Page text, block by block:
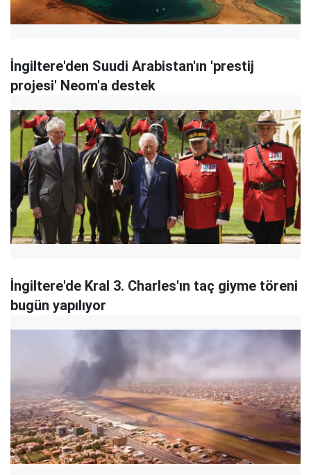
İngiltere'den Suudi Arabistan'ın 'prestij
projesi' Neom'a destek
İngiltere'de Kral 3. Charles'ın taç giyme töreni
bugün yapılıyor